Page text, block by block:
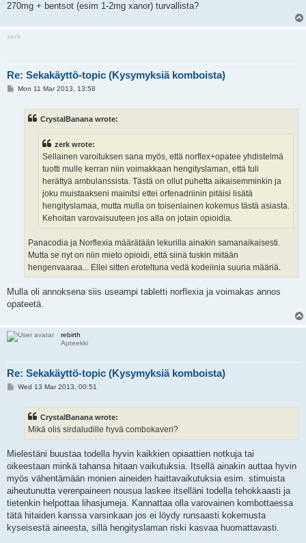
270mg + bentsot (esim 1-2mg xanor) turvallista?
zerk
Re: Sekakäyttö-topic (Kysymyksiä komboista)
PMon 11 Mar 2013, 13:58
CrystalBanana wrote:
zerk wrote:
Sellainen varoituksen sana myös, että norflex+opatee yhdistelmä
tuotti mulle kerran niin voimakkaan hengityslaman, että tuli
herättyä ambulanssista. Tästä on ollut puhetta aikaisemminkin ja
joku muistaakseni mainitsi ettei orfenadriinin pitäisi lisätä
hengityslamaa, mutta mulla on toisenlainen kokemus tästä asiasta.
Kehoitan varovaisuuteen jos alla on jotain opioidia.
Panacodia ja Norflexia määrätään lekurilla ainakin samanaikaisesti.
Mutta se nyt on niin mieto opioidi, että siinä tuskin mitään
hengenvaaraa... Ellei sitten eroteltuna vedä kodeiinia suuria määriä.
Mulla oli annoksena siis useampi tabletti norflexia ja voimakas annos
opateetä.
rebirth
Apteekki
Re: Sekakäyttö-topic (Kysymyksiä komboista)
PWed 13 Mar 2013, 00:51
CrystalBanana wrote:
Mikä olis sirdaludille hyvä combokaveri?
Mielestäni buustaa todella hyvin kaikkien opiaattien notkuja tai
oikeestaan minkä tahansa hitaan vaikutuksia. Itsellä ainakin auttaa hyvin
myös vähentämään monien aineiden haittavaikutuksia esim. stimuista
aiheutunutta verenpaineen nousua laskee itselläni todella tehokkaasti ja
tietenkin helpottaa lihasjumeja. Kannattaa olla varovainen kombottaessa
tätä hitaiden kanssa varsinkaan jos ei löydy runsaasti kokemusta
kyseisestä aineesta, sillä hengityslaman riski kasvaa huomattavasti.